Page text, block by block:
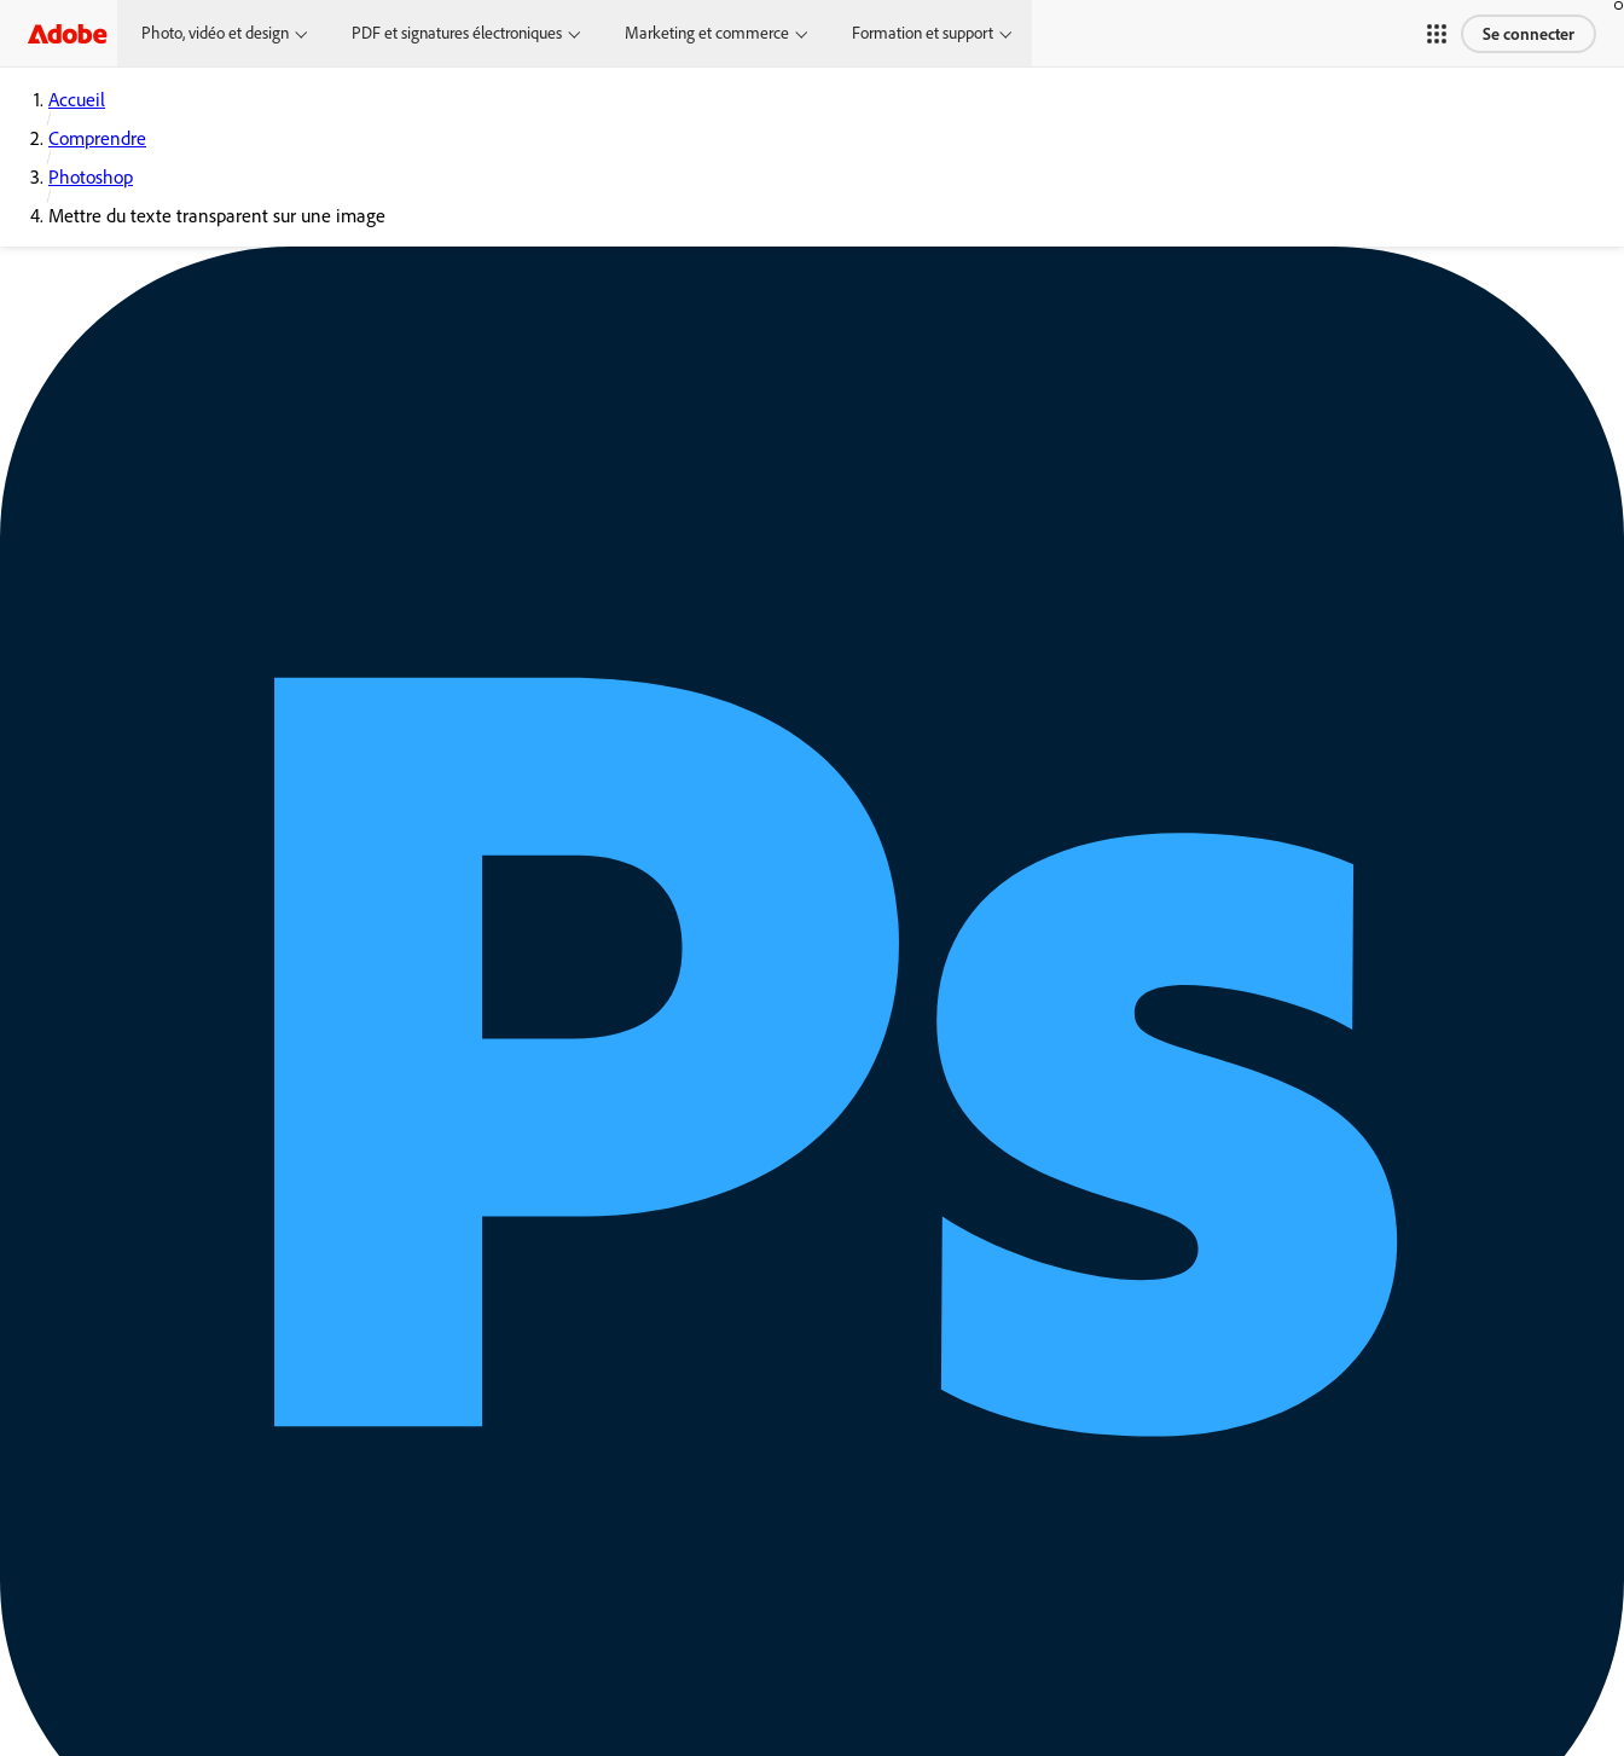
Photo, vidéo et design PDF et signatures électroniques Marketing et commerce Formation et support Se connecter
Accueil
Comprendre
Photoshop
Mettre du texte transparent sur une image